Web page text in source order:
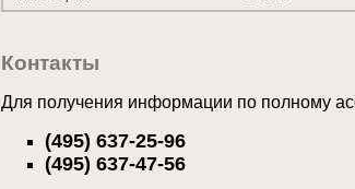
Контакты
Для получения информации по полному
(495) 637-25-96
(495) 637-47-56